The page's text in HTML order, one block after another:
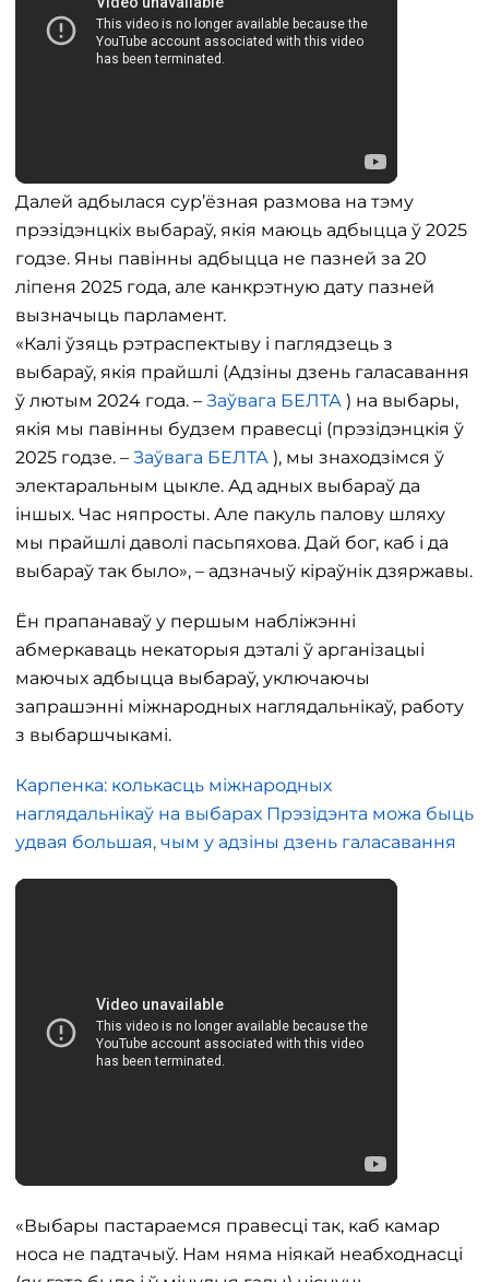
Далей адбылася сур’ёзная размова на тэму
прэзідэнцкіх выбараў, якія маюць адбыцца ў 2025
годзе. Яны павінны адбыцца не пазней за 20
ліпеня 2025 года, але канкрэтную дату пазней
вызначыць парламент.
«Калі ўзяць рэтраспектыву і паглядзець з
выбараў, якія прайшлі (Адзіны дзень галасавання
ў лютым 2024 года. – Заўвага БЕЛТА ) на выбары,
якія мы павінны будзем правесці (прэзідэнцкія ў
2025 годзе. – Заўвага БЕЛТА ), мы знаходзімся ў
электаральным цыкле. Ад адных выбараў да
іншых. Час няпросты. Але пакуль палову шляху
мы прайшлі даволі пасьпяхова. Дай бог, каб і да
выбараў так было», – адзначыў кіраўнік дзяржавы.
Ён прапанаваў у першым набліжэнні
абмеркаваць некаторыя дэталі ў арганізацыі
маючых адбыцца выбараў, уключаючы
запрашэнні міжнародных наглядальнікаў, работу
з выбаршчыкамі.
Карпенка: колькасць міжнародных
наглядальнікаў на выбарах Прэзідэнта можа быць
удвая большая, чым у адзіны дзень галасавання
«Выбары пастараемся правесці так, каб камар
носа не падтачыў. Нам няма ніякай неабходнасці